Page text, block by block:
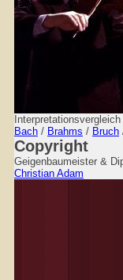
Bach / Brahms / Bruch
Copyright
Geigenbaumeister &
Christian Adam